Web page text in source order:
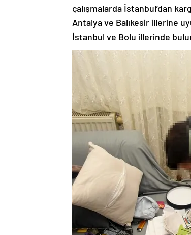
çalışmalarda İstanbul’dan
Antalya ve Balıkesir illerine
İstanbul ve Bolu illerinde